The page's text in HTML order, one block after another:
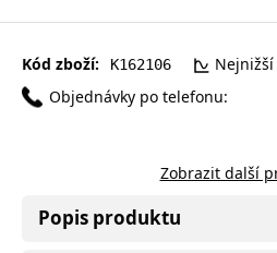
Kód zboží: K162106
Nejnižší
Objednávky po telefonu:
Zobrazit další
Popis produktu